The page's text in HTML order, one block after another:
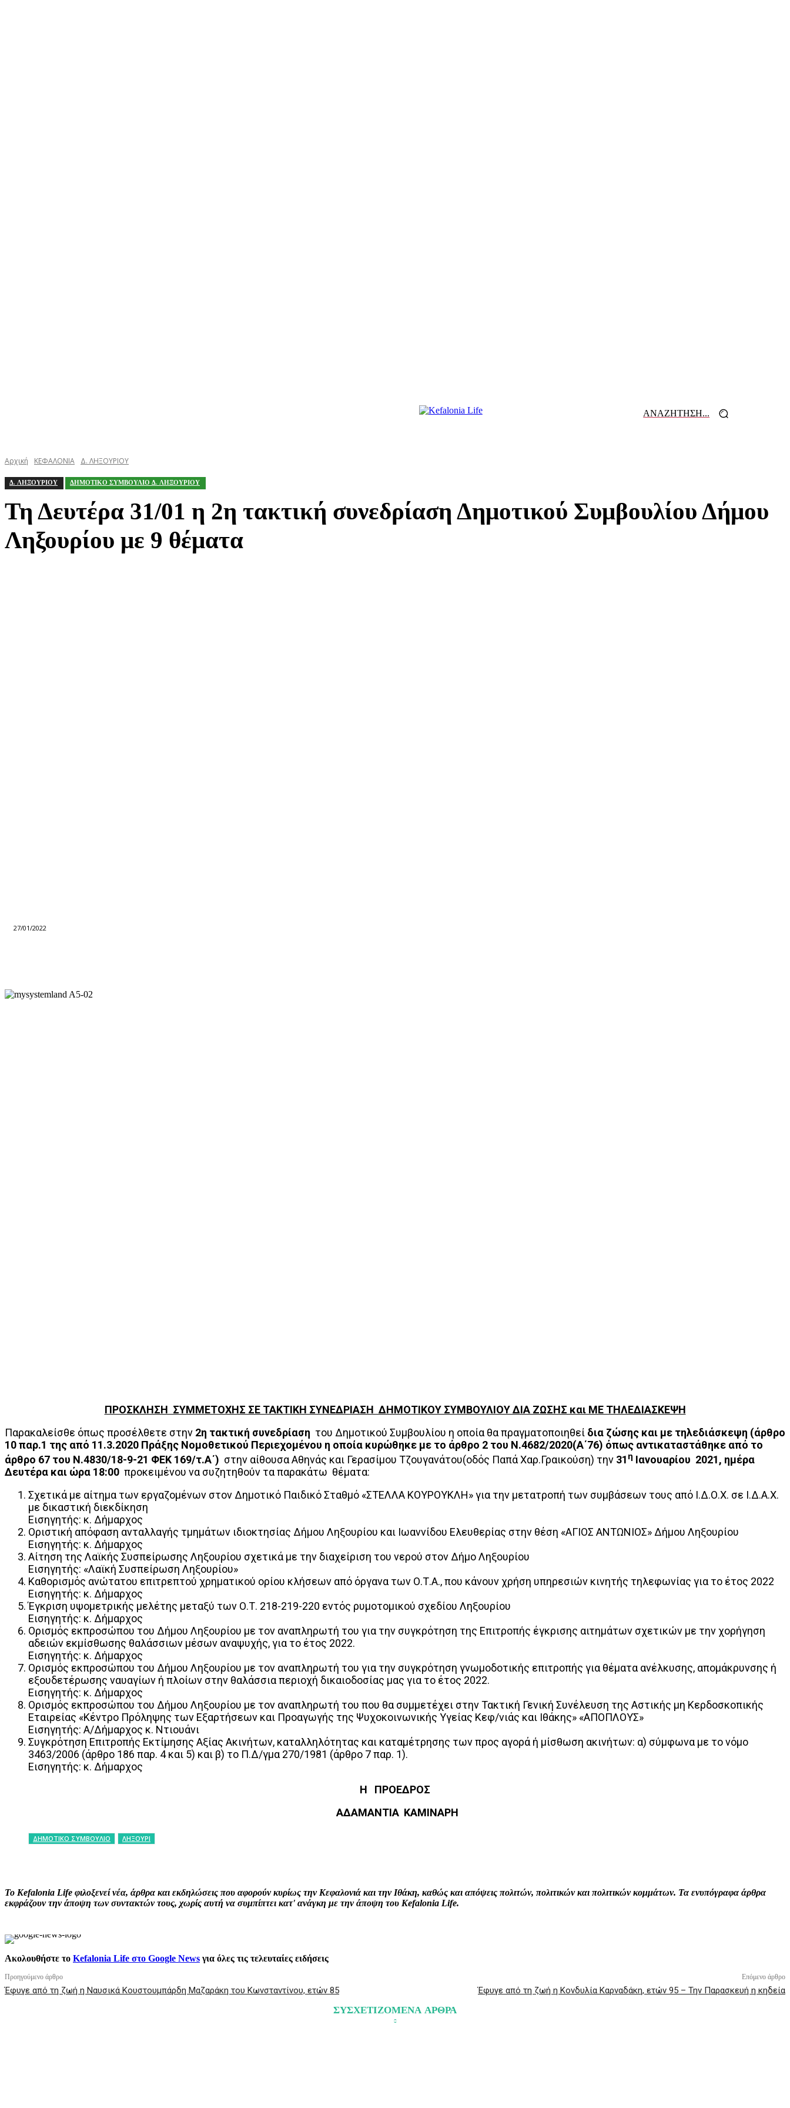
ΑΝΑΖΗΤΗΣΗ...
Αρχική ΚΕΦΑΛΟΝΙΑ Δ. ΛΗΞΟΥΡΙΟΥ
Δ. ΛΗΞΟΥΡΙΟΥ ΔΗΜΟΤΙΚΟ ΣΥΜΒΟΥΛΙΟ Δ. ΛΗΞΟΥΡΙΟΥ
Τη Δευτέρα 31/01 η 2η τακτική συνεδρίαση Δημοτικού Συμβουλίου Δήμου
Ληξουρίου με 9 θέματα
27/01/2022
ΠΡΟΣΚΛΗΣΗ ΣΥΜΜΕΤΟΧΗΣ ΣΕ ΤΑΚΤΙΚΗ ΣΥΝΕΔΡΙΑΣΗ ΔΗΜΟΤΙΚΟΥ ΣΥΜΒΟΥΛΙΟΥ ΔΙΑ ΖΩΣΗΣ και ΜΕ ΤΗΛΕΔΙΑΣΚΕΨΗ
Παρακαλείσθε όπως προσέλθετε στην 2η τακτική συνεδρίαση του Δημοτικού Συμβουλίου η οποία θα πραγματοποιηθεί δια ζώσης και με τηλεδιάσκεψη (άρθρο
10 παρ.1 της από 11.3.2020 Πράξης Νομοθετικού Περιεχομένου η οποία κυρώθηκε με το άρθρο 2 του Ν.4682/2020(Α΄76) όπως αντικαταστάθηκε από το
άρθρο 67 του Ν.4830/18-9-21 ΦΕΚ 169/τ.Α΄) στην αίθουσα Αθηνάς και Γερασίμου Τζουγανάτου(οδός Παπά Χαρ.Γραικούση) την 31 η Ιανουαρίου 2021, ημέρα
Δευτέρα και ώρα 18:00 προκειμένου να συζητηθούν τα παρακάτω θέματα:
Σχετικά με αίτημα των εργαζομένων στον Δημοτικό Παιδικό Σταθμό «ΣΤΕΛΛΑ ΚΟΥΡΟΥΚΛΗ» για την μετατροπή των συμβάσεων τους από Ι.Δ.Ο.Χ. σε Ι.Δ.Α.Χ.
με δικαστική διεκδίκηση
Εισηγητής: κ. Δήμαρχος
Οριστική απόφαση ανταλλαγής τμημάτων ιδιοκτησίας Δήμου Ληξουρίου και Ιωαννίδου Ελευθερίας στην θέση «ΑΓΙΟΣ ΑΝΤΩΝΙΟΣ» Δήμου Ληξουρίου
Εισηγητής: κ. Δήμαρχος
Αίτηση της Λαϊκής Συσπείρωσης Ληξουρίου σχετικά με την διαχείριση του νερού στον Δήμο Ληξουρίου
Εισηγητής: «Λαϊκή Συσπείρωση Ληξουρίου»
Καθορισμός ανώτατου επιτρεπτού χρηματικού ορίου κλήσεων από όργανα των Ο.Τ.Α., που κάνουν χρήση υπηρεσιών κινητής τηλεφωνίας για το έτος 2022
Εισηγητής: κ. Δήμαρχος
Έγκριση υψομετρικής μελέτης μεταξύ των Ο.Τ. 218-219-220 εντός ρυμοτομικού σχεδίου Ληξουρίου
Εισηγητής: κ. Δήμαρχος
Ορισμός εκπροσώπου του Δήμου Ληξουρίου με τον αναπληρωτή του για την συγκρότηση της Επιτροπής έγκρισης αιτημάτων σχετικών με την χορήγηση
αδειών εκμίσθωσης θαλάσσιων μέσων αναψυχής, για το έτος 2022.
Εισηγητής: κ. Δήμαρχος
Ορισμός εκπροσώπου του Δήμου Ληξουρίου με τον αναπληρωτή του για την συγκρότηση γνωμοδοτικής επιτροπής για θέματα ανέλκυσης, απομάκρυνσης ή
εξουδετέρωσης ναυαγίων ή πλοίων στην θαλάσσια περιοχή δικαιοδοσίας μας για το έτος 2022.
Εισηγητής: κ. Δήμαρχος
Ορισμός εκπροσώπου του Δήμου Ληξουρίου με τον αναπληρωτή του που θα συμμετέχει στην Τακτική Γενική Συνέλευση της Αστικής μη Κερδοσκοπικής
Εταιρείας «Κέντρο Πρόληψης των Εξαρτήσεων και Προαγωγής της Ψυχοκοινωνικής Υγείας Κεφ/νιάς και Ιθάκης» «ΑΠΟΠΛΟΥΣ»
Εισηγητής: Α/Δήμαρχος κ. Ντιουάνι
Συγκρότηση Επιτροπής Εκτίμησης Αξίας Ακινήτων, καταλληλότητας και καταμέτρησης των προς αγορά ή μίσθωση ακινήτων: α) σύμφωνα με το νόμο
3463/2006 (άρθρο 186 παρ. 4 και 5) και β) το Π.Δ/γμα 270/1981 (άρθρο 7 παρ. 1).
Εισηγητής: κ. Δήμαρχος
Η ΠΡΟΕΔΡΟΣ
ΑΔΑΜΑΝΤΙΑ ΚΑΜΙΝΑΡΗ
ΔΗΜΟΤΙΚΟ ΣΥΜΒΟΥΛΙΟ ΛΗΞΟΥΡΙ
Το Kefalonia Life φιλοξενεί νέα, άρθρα και εκδηλώσεις που αφορούν κυρίως την Κεφαλονιά και την Ιθάκη, καθώς και απόψεις πολιτών, πολιτικών και πολιτικών κομμάτων. Τα ενυπόγραφα άρθρα
εκφράζουν την άποψη των συντακτών τους, χωρίς αυτή να συμπίπτει κατ' ανάγκη με την άποψη του Kefalonia Life.
Ακολουθήστε το Kefalonia Life στο Google News για όλες τις τελευταίες ειδήσεις
Προηγούμενο άρθρο
Έφυγε από τη ζωή η Ναυσικά Κουστουμπάρδη Μαζαράκη του Κωνσταντίνου, ετών 85
Επόμενο άρθρο
Έφυγε από τη ζωή η Κονδυλία Καρναδάκη, ετών 95 – Την Παρασκευή η κηδεία
ΣΥΣΧΕΤΙΖΟΜΕΝΑ ΑΡΘΡΑ